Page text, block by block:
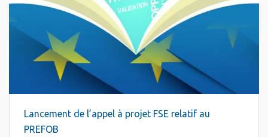
Lancement de l’appel à projet FSE relatif au
PREFOB